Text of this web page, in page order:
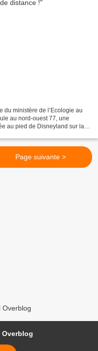
du ministère de l’Ecologie au
au nord-ouest 77, une
au pied de Disneyland sur la
Page suivante >
Overblog
Overblog